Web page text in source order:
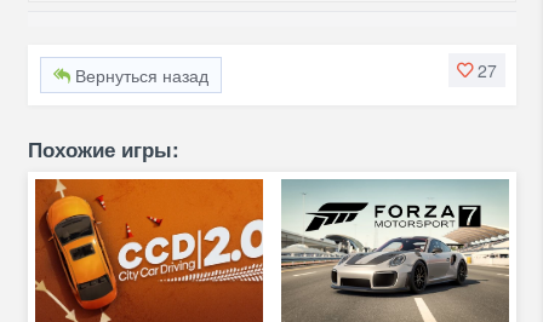
27
Вернуться назад
Похожие игры: